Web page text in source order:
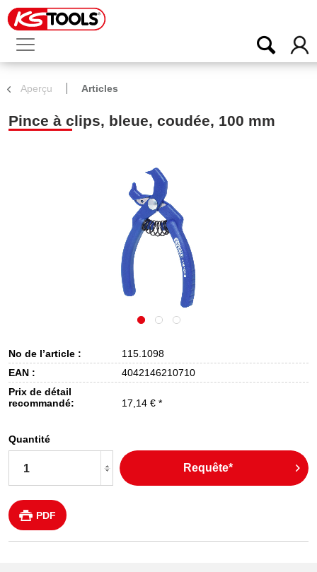
Aperçu Articles
Pince à clips, bleue, coudée, 100 mm
No de l’article :
115.1098
EAN :
4042146210710
Prix de détail
recommandé:
17,14 € *
Quantité
Requête*
PDF